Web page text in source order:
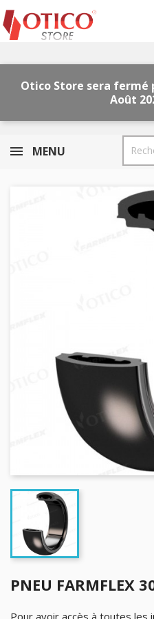
Otico Store sera fermé
Août
MENU
PNEU FARMFLEX
Pour avoir accès à toutes les